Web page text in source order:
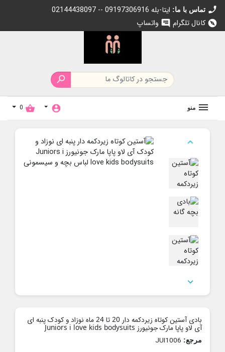
call تماس با ما: 02144438097 -- 09197306916 ایتا-بله
explore کانال تلگرام chat واتساپ

منو account_circle
shopping_basket
0


بادی آستین کوتاه زیردکمه دار 20 تا 24 ماه نوزاد و کودک پنبه ای
آی لاو پاپا مارک جونیورز Juniors i love kids bodysuits
مرجع: